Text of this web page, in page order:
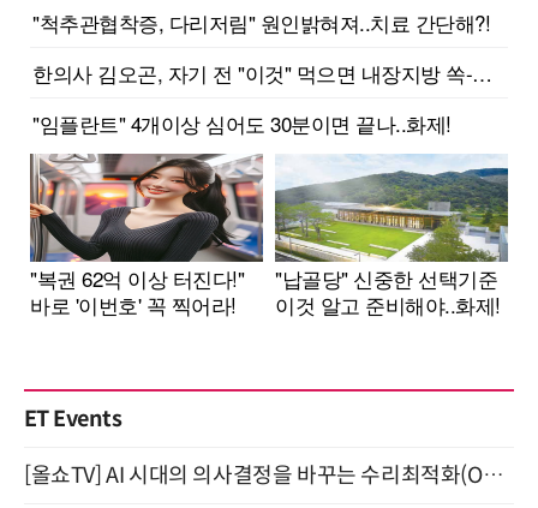
ET Events
[올쇼TV] AI 시대의 의사결정을 바꾸는 수리최적화(Optimization) 소개 (8/20 생방송)